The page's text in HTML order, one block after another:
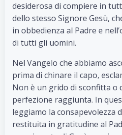
desiderosa di compiere in
dello stesso Signore Gesù,
in obbedienza al Padre e
di tutti gli uomini.
Nel Vangelo che abbiamo
prima di chinare il capo,
Non è un grido di sconfitta o
perfezione raggiunta. In
leggiamo la consapevolezza
restituita in gratitudine al